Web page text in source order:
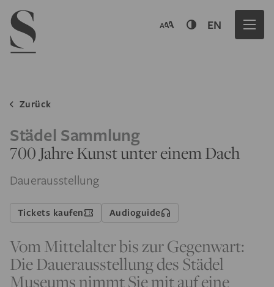
Navigation menu
EN
Zurück
Städel Sammlung
700 Jahre Kunst unter einem Dach
Dauerausstellung
Tickets kaufen Audioguide
Vom Mittelalter bis zur Gegenwart:
Die Dauerausstellung des Städel
Museums nimmt Sie mit auf eine